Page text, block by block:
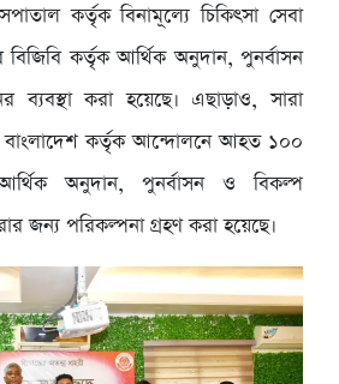
কর্তৃক বিনামূল্যে চিকিৎসা সেবা
কর্তৃক আর্থিক অনুদান, পুনর্বাসন
ব্যবস্থা করা হয়েছে। এছাড়াও, সারা
বাংলাদেশ কর্তৃক আন্দোলনে আহত ১০০
অনুদান, পুনর্বাসন ও বিকল্প
জন্য পরিকল্পনা গ্রহণ করা হয়েছে।